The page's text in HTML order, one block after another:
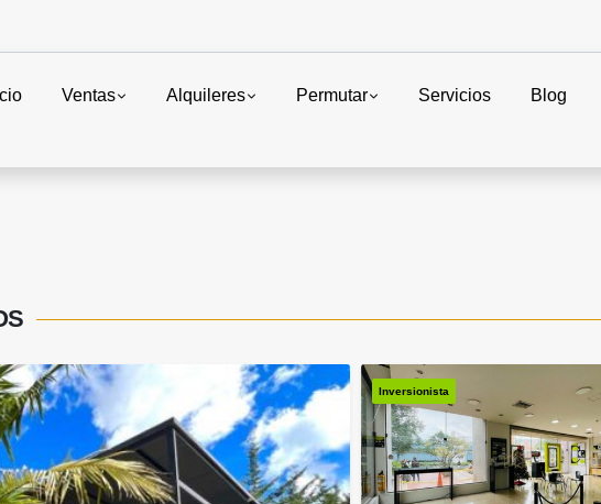
Ventas Alquileres Permutar Servicios Blog
Inversionista